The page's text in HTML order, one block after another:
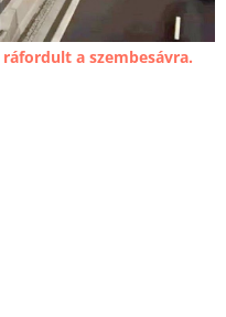
a szembesávra.